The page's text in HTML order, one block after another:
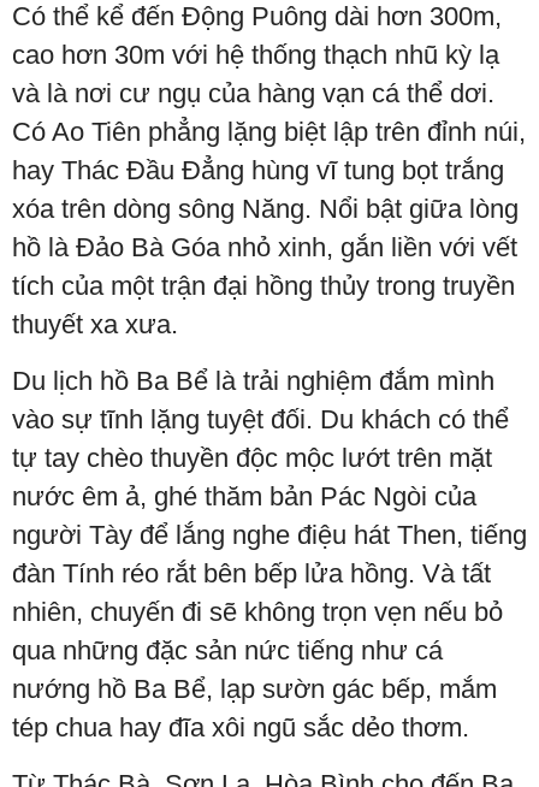
Có thể kể đến Động Puông dài hơn 300m,
cao hơn 30m với hệ thống thạch nhũ kỳ lạ
và là nơi cư ngụ của hàng vạn cá thể dơi.
Có Ao Tiên phẳng lặng biệt lập trên đỉnh núi,
hay Thác Đầu Đẳng hùng vĩ tung bọt trắng
xóa trên dòng sông Năng. Nổi bật giữa lòng
hồ là Đảo Bà Góa nhỏ xinh, gắn liền với vết
tích của một trận đại hồng thủy trong truyền
thuyết xa xưa.
Du lịch hồ Ba Bể là trải nghiệm đắm mình
vào sự tĩnh lặng tuyệt đối. Du khách có thể
tự tay chèo thuyền độc mộc lướt trên mặt
nước êm ả, ghé thăm bản Pác Ngòi của
người Tày để lắng nghe điệu hát Then, tiếng
đàn Tính réo rắt bên bếp lửa hồng. Và tất
nhiên, chuyến đi sẽ không trọn vẹn nếu bỏ
qua những đặc sản nức tiếng như cá
nướng hồ Ba Bể, lạp sườn gác bếp, mắm
tép chua hay đĩa xôi ngũ sắc dẻo thơm.